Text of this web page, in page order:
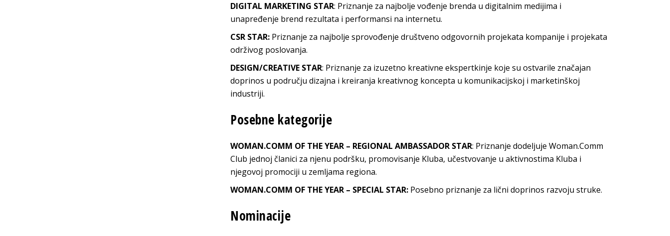
DIGITAL MARKETING STAR: Priznanje za najbolje vođenje brenda u digitalnim medijima i
unapređenje brend rezultata i performansi na internetu.
CSR STAR: Priznanje za najbolje sprovođenje društveno odgovornih projekata kompanije i projekata
održivog poslovanja.
DESIGN/CREATIVE STAR: Priznanje za izuzetno kreativne ekspertkinje koje su ostvarile značajan
doprinos u području dizajna i kreiranja kreativnog koncepta u komunikacijskoj i marketinškoj
industriji.
Posebne kategorije
WOMAN.COMM OF THE YEAR – REGIONAL AMBASSADOR STAR: Priznanje dodeljuje Woman.Comm
Club jednoj članici za njenu podršku, promovisanje Kluba, učestvovanje u aktivnostima Kluba i
njegovoj promociji u zemljama regiona.
WOMAN.COMM OF THE YEAR – SPECIAL STAR: Posebno priznanje za lični doprinos razvoju struke.
Nominacije